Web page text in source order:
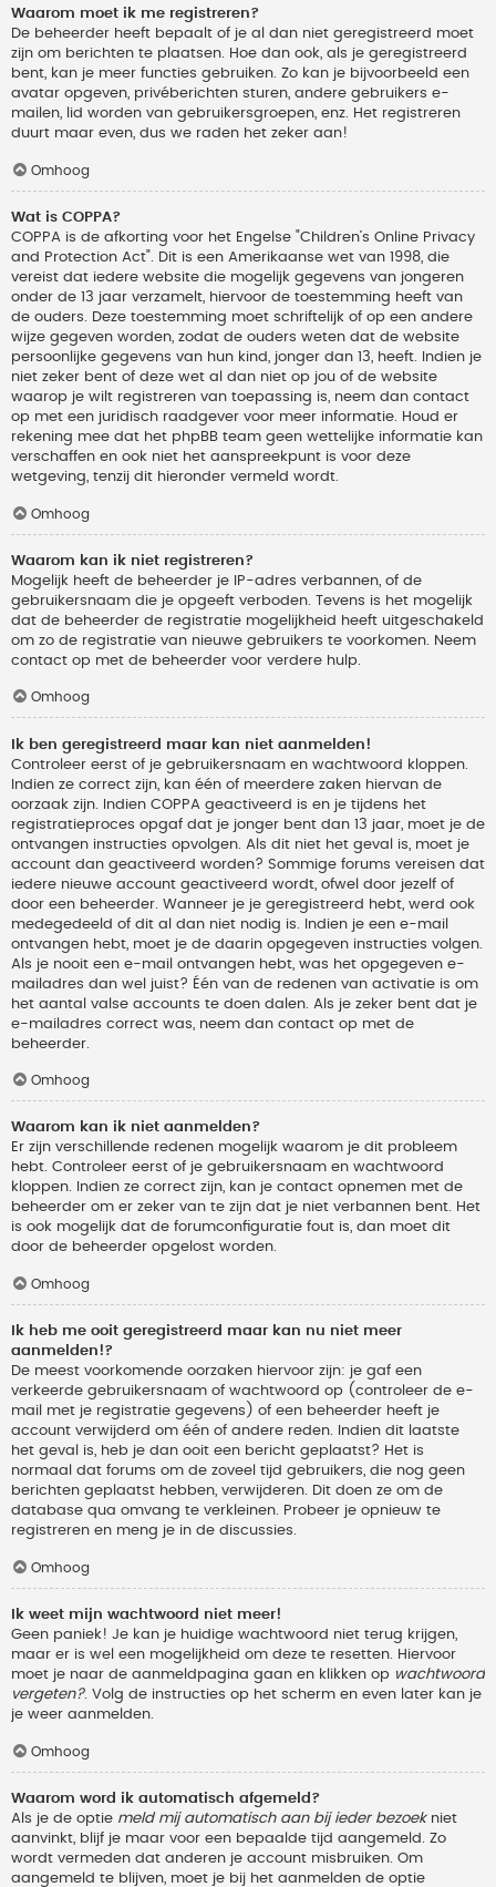
Waarom moet ik me registreren?
De beheerder heeft bepaalt of je al dan niet geregistreerd moet
zijn om berichten te plaatsen. Hoe dan ook, als je geregistreerd
bent, kan je meer functies gebruiken. Zo kan je bijvoorbeeld een
avatar opgeven, privéberichten sturen, andere gebruikers e-
mailen, lid worden van gebruikersgroepen, enz. Het registreren
duurt maar even, dus we raden het zeker aan!
Omhoog
Wat is COPPA?
COPPA is de afkorting voor het Engelse "Children’s Online Privacy
and Protection Act". Dit is een Amerikaanse wet van 1998, die
vereist dat iedere website die mogelijk gegevens van jongeren
onder de 13 jaar verzamelt, hiervoor de toestemming heeft van
de ouders. Deze toestemming moet schriftelijk of op een andere
wijze gegeven worden, zodat de ouders weten dat de website
persoonlijke gegevens van hun kind, jonger dan 13, heeft. Indien je
niet zeker bent of deze wet al dan niet op jou of de website
waarop je wilt registreren van toepassing is, neem dan contact
op met een juridisch raadgever voor meer informatie. Houd er
rekening mee dat het phpBB team geen wettelijke informatie kan
verschaffen en ook niet het aanspreekpunt is voor deze
wetgeving, tenzij dit hieronder vermeld wordt.
Omhoog
Waarom kan ik niet registreren?
Mogelijk heeft de beheerder je IP-adres verbannen, of de
gebruikersnaam die je opgeeft verboden. Tevens is het mogelijk
dat de beheerder de registratie mogelijkheid heeft uitgeschakeld
om zo de registratie van nieuwe gebruikers te voorkomen. Neem
contact op met de beheerder voor verdere hulp.
Omhoog
Ik ben geregistreerd maar kan niet aanmelden!
Controleer eerst of je gebruikersnaam en wachtwoord kloppen.
Indien ze correct zijn, kan één of meerdere zaken hiervan de
oorzaak zijn. Indien COPPA geactiveerd is en je tijdens het
registratieproces opgaf dat je jonger bent dan 13 jaar, moet je de
ontvangen instructies opvolgen. Als dit niet het geval is, moet je
account dan geactiveerd worden? Sommige forums vereisen dat
iedere nieuwe account geactiveerd wordt, ofwel door jezelf of
door een beheerder. Wanneer je je geregistreerd hebt, werd ook
medegedeeld of dit al dan niet nodig is. Indien je een e-mail
ontvangen hebt, moet je de daarin opgegeven instructies volgen.
Als je nooit een e-mail ontvangen hebt, was het opgegeven e-
mailadres dan wel juist? Één van de redenen van activatie is om
het aantal valse accounts te doen dalen. Als je zeker bent dat je
e-mailadres correct was, neem dan contact op met de
beheerder.
Omhoog
Waarom kan ik niet aanmelden?
Er zijn verschillende redenen mogelijk waarom je dit probleem
hebt. Controleer eerst of je gebruikersnaam en wachtwoord
kloppen. Indien ze correct zijn, kan je contact opnemen met de
beheerder om er zeker van te zijn dat je niet verbannen bent. Het
is ook mogelijk dat de forumconfiguratie fout is, dan moet dit
door de beheerder opgelost worden.
Omhoog
Ik heb me ooit geregistreerd maar kan nu niet meer
aanmelden!?
De meest voorkomende oorzaken hiervoor zijn: je gaf een
verkeerde gebruikersnaam of wachtwoord op (controleer de e-
mail met je registratie gegevens) of een beheerder heeft je
account verwijderd om één of andere reden. Indien dit laatste
het geval is, heb je dan ooit een bericht geplaatst? Het is
normaal dat forums om de zoveel tijd gebruikers, die nog geen
berichten geplaatst hebben, verwijderen. Dit doen ze om de
database qua omvang te verkleinen. Probeer je opnieuw te
registreren en meng je in de discussies.
Omhoog
Ik weet mijn wachtwoord niet meer!
Geen paniek! Je kan je huidige wachtwoord niet terug krijgen,
maar er is wel een mogelijkheid om deze te resetten. Hiervoor
moet je naar de aanmeldpagina gaan en klikken op wachtwoord
vergeten?. Volg de instructies op het scherm en even later kan je
je weer aanmelden.
Omhoog
Waarom word ik automatisch afgemeld?
Als je de optie meld mij automatisch aan bij ieder bezoekniet
aanvinkt, blijf je maar voor een bepaalde tijd aangemeld. Zo
wordt vermeden dat anderen je account misbruiken. Om
aangemeld te blijven, moet je bij het aanmelden de optie